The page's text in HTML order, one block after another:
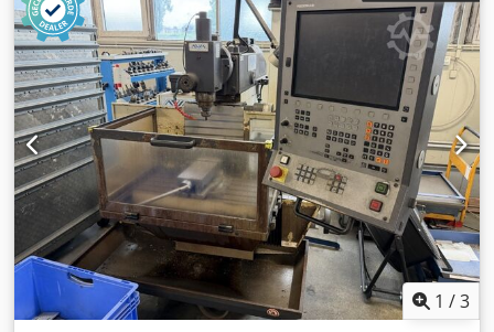
1 /3